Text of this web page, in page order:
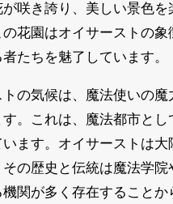
咲き誇り、美しい景色を
の花園はオイサーストの象
たちを魅了しています。
の気候は、魔法使いの魔
。これは、魔法都市とし
います。オイサーストは
の歴史と伝統は魔法学院
関が多く存在することか